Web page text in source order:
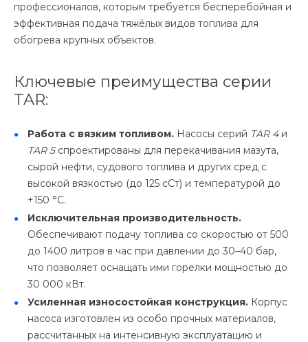
профессионалов, которым требуется бесперебойная и
эффективная подача тяжёлых видов топлива для
обогрева крупных объектов.
Ключевые преимущества серии
TAR:
Работа с вязким топливом. Насосы серий TAR 4и
TAR 5спроектированы для перекачивания мазута,
сырой нефти, судового топлива и других сред с
высокой вязкостью (до 125 сСт) и температурой до
+150 °C.
Исключительная производительность.
Обеспечивают подачу топлива со скоростью от 500
до 1400 литров в час при давлении до 30–40 бар,
что позволяет оснащать ими горелки мощностью до
30 000 кВт.
Усиленная износостойкая конструкция. Корпус
насоса изготовлен из особо прочных материалов,
рассчитанных на интенсивную эксплуатацию и